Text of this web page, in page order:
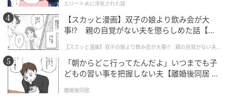
次の記事
大きめの水玉が大人かわいい！【GU】2990円
「ドットスカート」でつくる40代の洗練夏コ
ーデ
の記事をもっとみる
エリート夫に浮気された話
【スカッと漫画】双子の娘より飲み会が大
事!? 親の自覚がない夫を懲らしめた話【第1
【スカッと漫画】双子の娘より飲み会が大事!? 親の自覚がない夫を
懲らしめた話
「朝からどこ行ってたんだよ」いつまでも子
どもの習い事を把握しない夫【離婚後同居 Vo
離婚後同居